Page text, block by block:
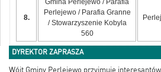
8.
Gmina Perlejewo / Parafia
Perlejewo / Parafia Granne
/ Stowarzyszenie Kobyla
560
DYREKTOR ZAPRASZA
Wójt Gminy Perlejewo przyjmuje